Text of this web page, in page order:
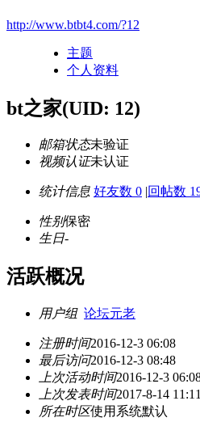
http://www.btbt4.com/?12
主题
个人资料
bt之家(UID: 12)
邮箱状态未验证
视频认证未认证
统计信息 好友数 0 |回帖数
性别保密
生日-
活跃概况
用户组 论坛元老
注册时间2016-12-3 06:08
最后访问2016-12-3 08:48
上次活动时间2016-12-3
上次发表时间2017-8-14 11:11
所在时区使用系统默认